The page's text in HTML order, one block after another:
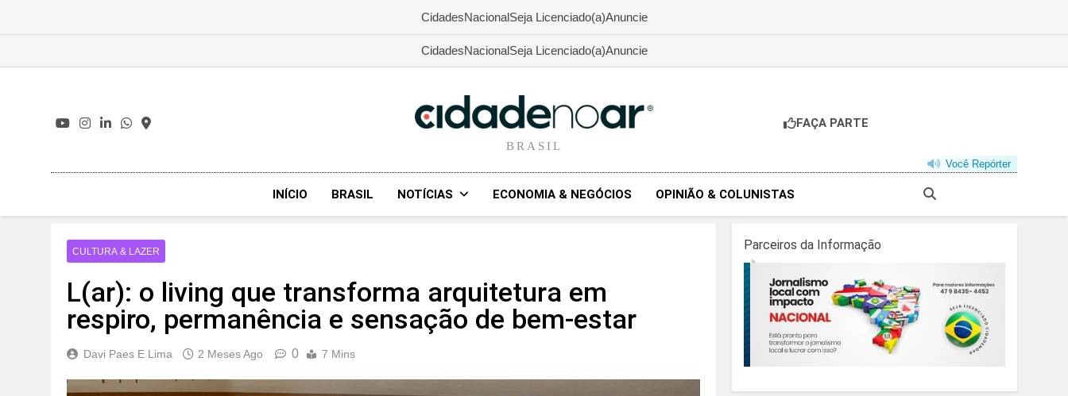
CidadesNacionalSeja Licenciado(a)Anuncie
CidadesNacionalSeja Licenciado(a)Anuncie
CIDADENOAR.COM
BRASIL
FAÇA PARTE
Você Repórter
INÍCIO BRASIL NOTÍCIAS ECONOMIA & NEGÓCIOS OPINIÃO & COLUNISTAS
CULTURA & LAZER
L(ar): o living que transforma arquitetura em
respiro, permanência e sensação de bem-estar
Davi Paes E Lima 2 Meses Ago 0 7 Mins
Parceiros da Informação